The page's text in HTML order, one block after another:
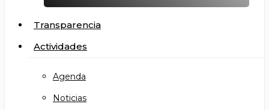
Transparencia
Actividades
Agenda
Noticias